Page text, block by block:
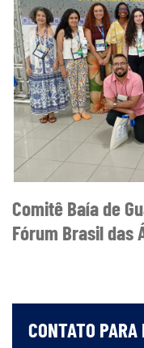
Comitê Baía de
Fórum Brasil das
CONTATO PARA